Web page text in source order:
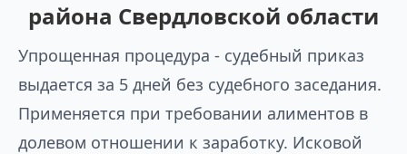
района Свердловской области
Упрощенная процедура - судебный приказ
выдается за 5 дней без судебного заседания.
Применяется при требовании алиментов в
долевом отношении к заработку. Исковой